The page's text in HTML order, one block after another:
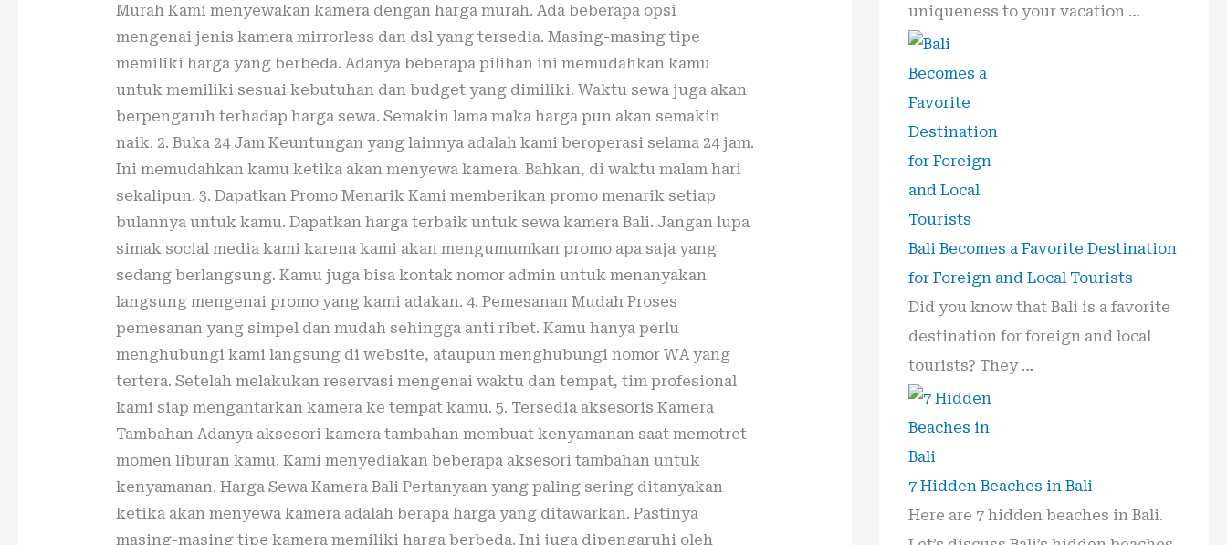
Murah Kami menyewakan kamera dengan harga murah. Ada beberapa opsi
mengenai jenis kamera mirrorless dan dsl yang tersedia. Masing-masing tipe
memiliki harga yang berbeda. Adanya beberapa pilihan ini memudahkan kamu
untuk memiliki sesuai kebutuhan dan budget yang dimiliki. Waktu sewa juga akan
berpengaruh terhadap harga sewa. Semakin lama maka harga pun akan semakin
naik. 2. Buka 24 Jam Keuntungan yang lainnya adalah kami beroperasi selama 24 jam.
Ini memudahkan kamu ketika akan menyewa kamera. Bahkan, di waktu malam hari
sekalipun. 3. Dapatkan Promo Menarik Kami memberikan promo menarik setiap
bulannya untuk kamu. Dapatkan harga terbaik untuk sewa kamera Bali. Jangan lupa
simak social media kami karena kami akan mengumumkan promo apa saja yang
sedang berlangsung. Kamu juga bisa kontak nomor admin untuk menanyakan
langsung mengenai promo yang kami adakan. 4. Pemesanan Mudah Proses
pemesanan yang simpel dan mudah sehingga anti ribet. Kamu hanya perlu
menghubungi kami langsung di website, ataupun menghubungi nomor WA yang
tertera. Setelah melakukan reservasi mengenai waktu dan tempat, tim profesional
kami siap mengantarkan kamera ke tempat kamu. 5. Tersedia aksesoris Kamera
Tambahan Adanya aksesori kamera tambahan membuat kenyamanan saat memotret
momen liburan kamu. Kami menyediakan beberapa aksesori tambahan untuk
kenyamanan. Harga Sewa Kamera Bali Pertanyaan yang paling sering ditanyakan
ketika akan menyewa kamera adalah berapa harga yang ditawarkan. Pastinya
masing-masing tipe kamera memiliki harga berbeda. Ini juga dipengaruhi oleh
uniqueness to your vacation …
Bali Becomes a Favorite Destination
for Foreign and Local Tourists
Did you know that Bali is a favorite
destination for foreign and local
tourists? They …
7 Hidden Beaches in Bali
Here are 7 hidden beaches in Bali.